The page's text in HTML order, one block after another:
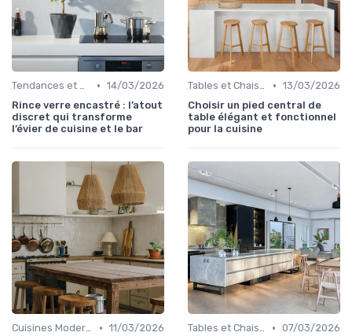
Tendances et Nouveautés • 14/03/2026
Rince verre encastré : l’atout
discret qui transforme
l’évier de cuisine et le bar
Tables et Chaises • 13/03/2026
Choisir un pied central de
table élégant et fonctionnel
pour la cuisine
Cuisines Modernes • 11/03/2026
Tables et Chaises • 07/03/2026